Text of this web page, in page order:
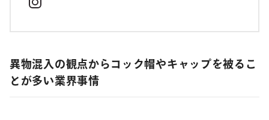
異物混入の観点からコック帽やキャップを被るこ
とが多い業界事情